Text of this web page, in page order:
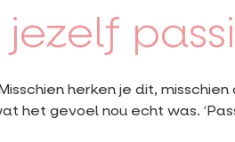
herken je dit,
gevoel nou echt was.